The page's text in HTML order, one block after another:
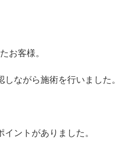
お客様。
ながら施術を行いました。
ントがありました。